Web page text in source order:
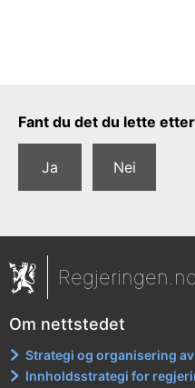
Tilbakemeldingsskjema
Fant du det du lette
Ja Nei
Om nettstedet
Strategi og organisering
Innholdsstrategi for